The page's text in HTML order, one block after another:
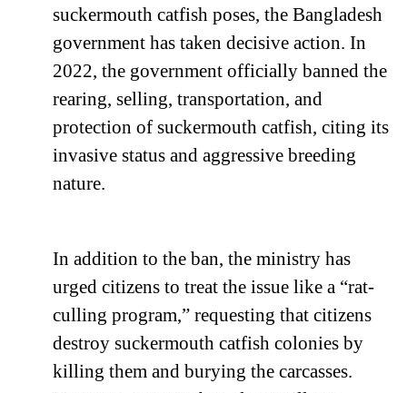
suckermouth catfish poses, the Bangladesh
government has taken decisive action. In
2022, the government officially banned the
rearing, selling, transportation, and
protection of suckermouth catfish, citing its
invasive status and aggressive breeding
nature.
In addition to the ban, the ministry has
urged citizens to treat the issue like a “rat-
culling program,” requesting that citizens
destroy suckermouth catfish colonies by
killing them and burying the carcasses.